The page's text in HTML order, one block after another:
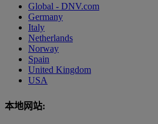
Global - DNV.com
Germany
Italy
Netherlands
Norway
Spain
United Kingdom
USA
本地网站: